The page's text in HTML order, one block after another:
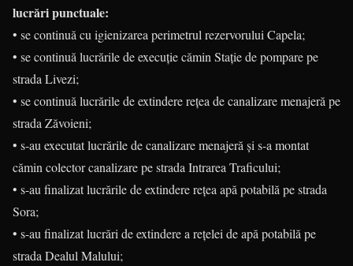
lucrări punctuale:
• se continuă cu igienizarea perimetrul rezervorului Capela;
• se continuă lucrările de execuție cămin Stație de pompare pe
strada Livezi;
• se continuă lucrările de extindere rețea de canalizare menajeră pe
strada Zăvoieni;
• s-au executat lucrările de canalizare menajeră și s-a montat
cămin colector canalizare pe strada Intrarea Traficului;
• s-au finalizat lucrările de extindere rețea apă potabilă pe strada
Sora;
• s-au finalizat lucrări de extindere a rețelei de apă potabilă pe
strada Dealul Malului;